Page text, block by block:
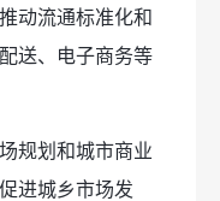
动流通标准化和
送、电子商务等
规划和城市商业
进城乡市场发